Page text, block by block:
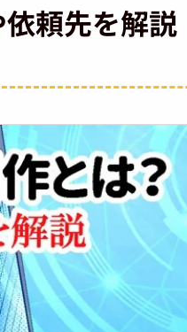
頼先を解説